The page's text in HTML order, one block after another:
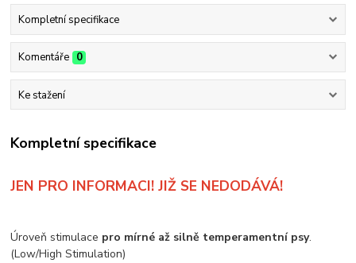
Kompletní specifikace
Komentáře 0
Ke stažení
Kompletní specifikace
JEN PRO INFORMACI! JIŽ SE NEDODÁVÁ!
Úroveň stimulace pro mírné až silně temperamentní psy.
(Low/High Stimulation)